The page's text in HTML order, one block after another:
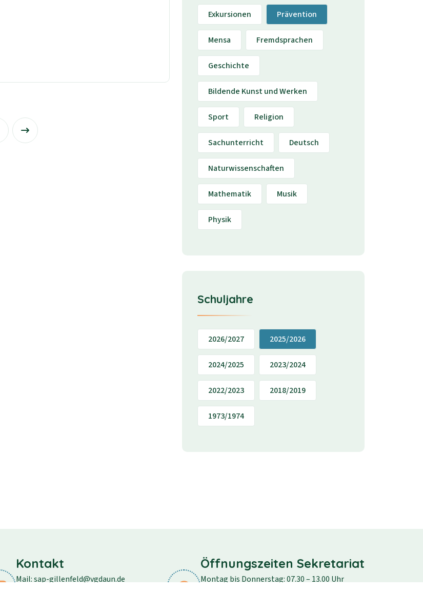
Exkursionen Prävention
Mensa Fremdsprachen
Geschichte
Bildende Kunst und Werken
Sport Religion
Sachunterricht Deutsch
Naturwissenschaften
Mathematik Musik
Physik
Schuljahre
2026/2027 2025/2026
2024/2025 2023/2024
2022/2023 2018/2019
1973/1974
Kontakt
Mail: sap-gillenfeld@vgdaun.de
Öffnungszeiten Sekretariat
Montag bis Donnerstag: 07.30 – 13.00 Uhr